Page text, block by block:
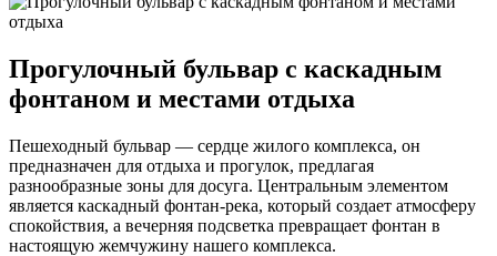
Прогулочный бульвар с каскадным
фонтаном и местами отдыха
Пешеходный бульвар — сердце жилого комплекса, он
предназначен для отдыха и прогулок, предлагая
разнообразные зоны для досуга. Центральным элементом
является каскадный фонтан-река, который создает атмосферу
спокойствия, а вечерняя подсветка превращает фонтан в
настоящую жемчужину нашего комплекса.